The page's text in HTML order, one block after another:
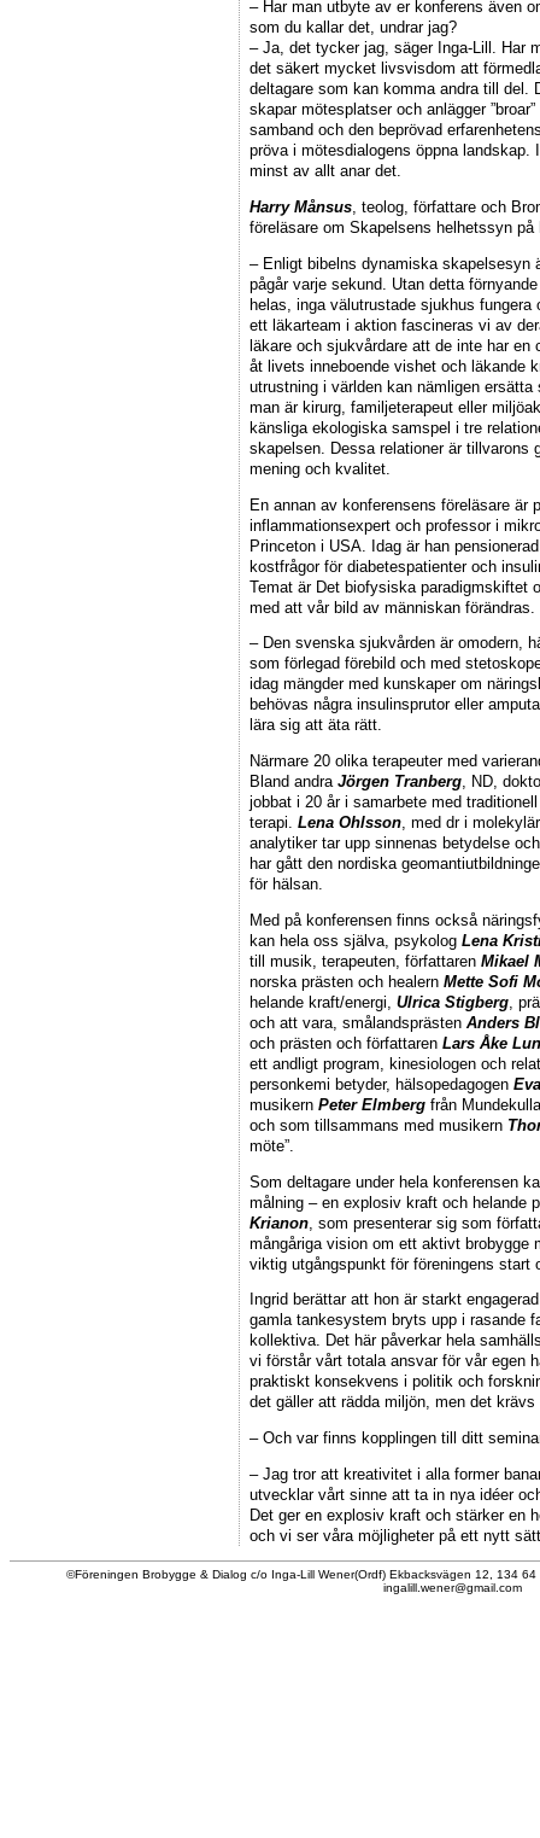
– Har man utbyte av er konferens även
som du kallar det, undrar jag?
– Ja, det tycker jag, säger Inga-Lill. Har
det säkert mycket livsvisdom att
deltagare som kan komma andra till del.
skapar mötesplatser och anlägger
samband och den beprövad
pröva i mötesdialogens öppna
minst av allt anar det.
Harry Månsus , teolog, författare och
föreläsare om Skapelsens helhetssyn på
– Enligt bibelns dynamiska
pågår varje sekund. Utan detta
helas, inga välutrustade sjukhus
ett läkarteam i aktion fascineras vi av
läkare och sjukvårdare att de inte har en
åt livets inneboende vishet och läkande
utrustning i världen kan nämligen
man är kirurg, familjeterapeut eller
känsliga ekologiska samspel i tre
skapelsen. Dessa relationer är tillvarons
mening och kvalitet.
En annan av konferensens föreläsare är
inflammationsexpert och professor i
Princeton i USA. Idag är han
kostfrågor för diabetespatienter och
Temat är Det biofysiska paradigmskiftet
med att vår bild av människan förändras.
– Den svenska sjukvården är omodern,
som förlegad förebild och med
idag mängder med kunskaper om
behövas några insulinsprutor eller
lära sig att äta rätt.
Närmare 20 olika terapeuter med
Bland andra Jörgen Tranberg, ND,
jobbat i 20 år i samarbete med
terapi. Lena Ohlsson, med dr i
analytiker tar upp sinnenas betydelse
har gått den nordiska
för hälsan.
Med på konferensen finns också
kan hela oss själva, psykolog Lena
till musik, terapeuten, författaren Mikael
norska prästen och healern Mette Sofi
helande kraft/energi, Ulrica Stigberg ,
och att vara, smålandsprästen Anders
och prästen och författaren Lars Åke
ett andligt program, kinesiologen och
personkemi betyder, hälsopedagogen
musikern Peter Elmberg från
och som tillsammans med musikern
möte”.
Som deltagare under hela konferensen
målning – en explosiv kraft och helande
Krianon , som presenterar sig som
mångåriga vision om ett aktivt brobygge
viktig utgångspunkt för föreningens start
Ingrid berättar att hon är starkt
gamla tankesystem bryts upp i rasande
kollektiva. Det här påverkar hela
vi förstår vårt totala ansvar för vår egen
praktiskt konsekvens i politik och
det gäller att rädda miljön, men det
– Och var finns kopplingen till ditt
– Jag tror att kreativitet i alla former
utvecklar vårt sinne att ta in nya idéer
Det ger en explosiv kraft och stärker en
och vi ser våra möjligheter på ett nytt
©Föreningen Brobygge & Dialog c/o Inga-Lill Wener(Ordf) Ekbacksvägen 12, 134
ingalill.wener@gmail.com